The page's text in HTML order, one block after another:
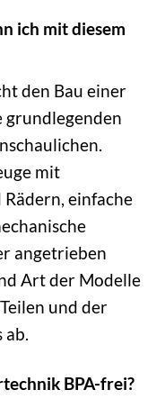
ich mit diesem
den Bau einer
grundlegenden
mit
einfache
angetrieben
Art der Modelle
und der
BPA-frei?